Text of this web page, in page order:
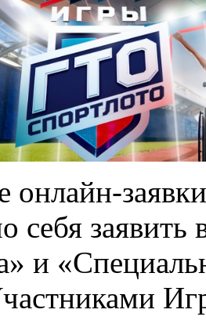
онлайн-
себя заявить
и